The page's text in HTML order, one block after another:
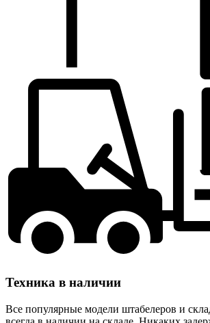
Техника в наличии
Все популярные модели штабелеров и